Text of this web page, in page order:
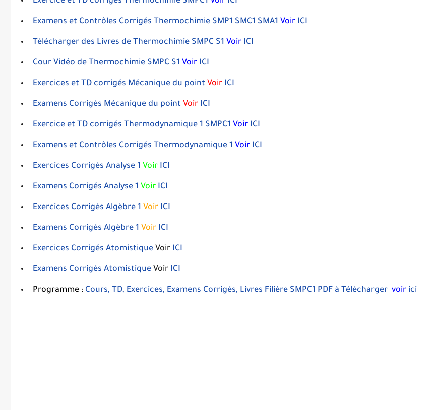
Examens et Contrôles Corrigés Thermochimie SMP1 SMC1 SMA1 Voir ICI
Télécharger des Livres de Thermochimie SMPC S1 Voir ICI
Cour Vidéo de Thermochimie SMPC S1 Voir ICI
Exercices et TD corrigés Mécanique du point Voir ICI
Examens Corrigés Mécanique du point Voir ICI
Exercice et TD corrigés Thermodynamique 1 SMPC1 Voir ICI
Examens et Contrôles Corrigés Thermodynamique 1 Voir ICI
Exercices Corrigés Analyse 1 Voir ICI
Examens Corrigés Analyse 1 Voir ICI
Exercices Corrigés Algèbre 1 Voir ICI
Examens Corrigés Algèbre 1 Voir ICI
Exercices Corrigés Atomistique Voir ICI
Examens Corrigés Atomistique Voir ICI
Programme : Cours, TD, Exercices, Examens Corrigés, Livres Filière SMPC1 PDF à Télécharger voir ici